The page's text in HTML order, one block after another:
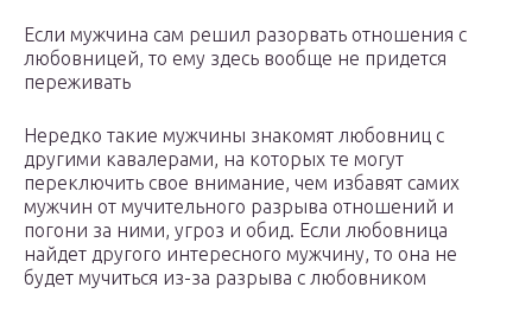
Если мужчина сам решил разорвать отношения с
любовницей, то ему здесь вообще не придется
переживать
Нередко такие мужчины знакомят любовниц с
другими кавалерами, на которых те могут
переключить свое внимание, чем избавят самих
мужчин от мучительного разрыва отношений и
погони за ними, угроз и обид. Если любовница
найдет другого интересного мужчину, то она не
будет мучиться из-за разрыва с любовником